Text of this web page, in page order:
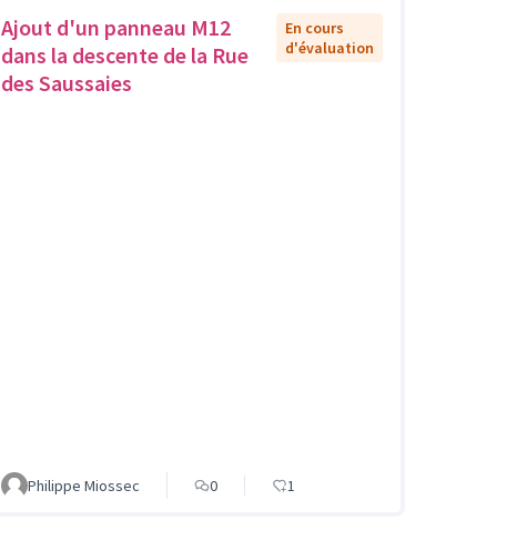
Ajout d'un panneau M12
dans la descente de la Rue
des Saussaies
En cours
d'évaluation
Philippe Miossec 0 1